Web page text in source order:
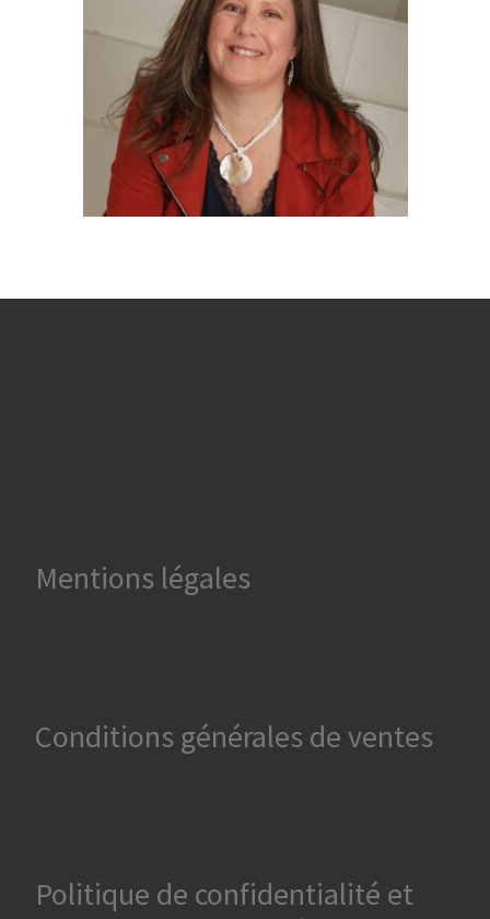
Mentions légales
Conditions générales de ventes
Politique de confidentialité et